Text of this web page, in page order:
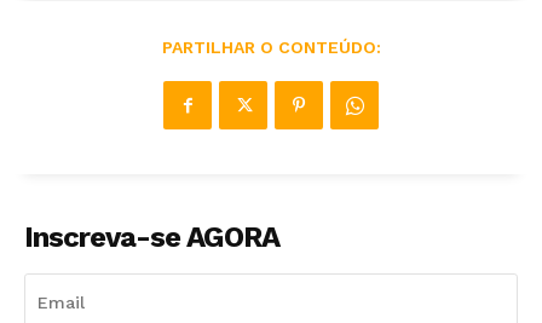
PARTILHAR O CONTEÚDO:
Inscreva-se AGORA